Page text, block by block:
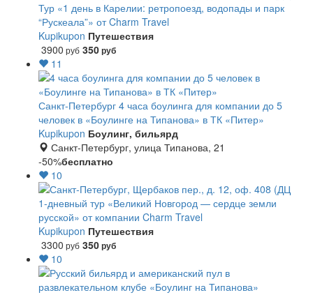
Тур «1 день в Карелии: ретропоезд, водопады и парк
“Рускеала”» от Charm Travel
Kupikupon Путешествия
3900 руб 350руб
11
Санкт-Петербург 4 часа боулинга для компании до 5
человек в «Боулинге на Типанова» в ТК «Питер»
Kupikupon Боулинг, бильярд
Санкт-Петербург, улица Типанова, 21
-50%бесплатно
10
1-дневный тур «Великий Новгород — сердце земли
русской» от компании Charm Travel
Kupikupon Путешествия
3300 руб 350руб
10